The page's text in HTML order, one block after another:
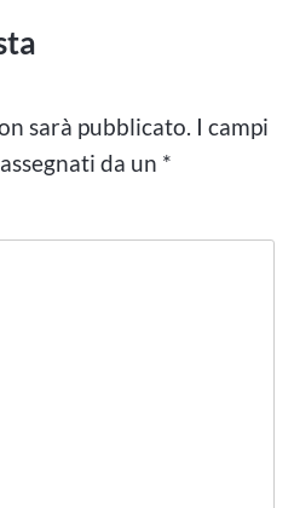
sarà pubblicato. I campi
da un *